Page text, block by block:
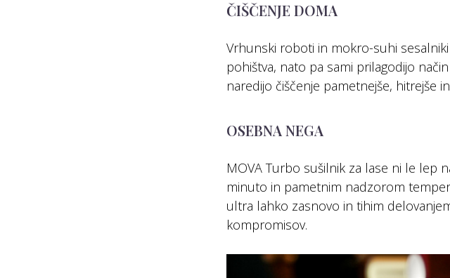
ČIŠČENJE DOMA
Vrhunski roboti in mokro-suhi
pohištva, nato pa sami prilagodijo
naredijo čiščenje pametnejše, hitrejše
OSEBNA NEGA
MOVA Turbo sušilnik za lase ni le lep
minuto in pametnim nadzorom
ultra lahko zasnovo in tihim
kompromisov.